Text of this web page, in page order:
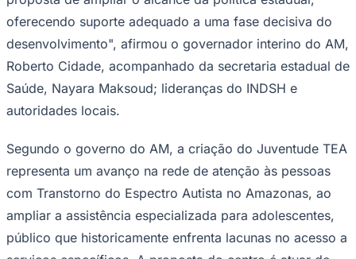
Corinthians
oferecendo suporte adequado a uma fase decisiva do
desenvolvimento", afirmou o governador interino do AM,
Roberto Cidade, acompanhado da secretaria estadual de
Saúde, Nayara Maksoud; lideranças do INDSH e
autoridades locais.
Segundo o governo do AM, a criação do Juventude TEA
representa um avanço na rede de atenção às pessoas
com Transtorno do Espectro Autista no Amazonas, ao
ampliar a assistência especializada para adolescentes,
público que historicamente enfrenta lacunas no acesso a